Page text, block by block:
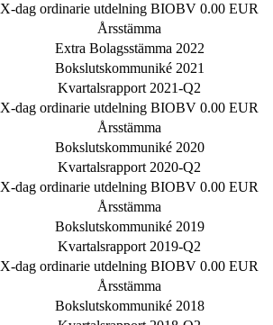
X-dag ordinarie utdelning BIOBV 0.00 EUR
Årsstämma
Extra Bolagsstämma 2022
Bokslutskommuniké 2021
Kvartalsrapport 2021-Q2
X-dag ordinarie utdelning BIOBV 0.00 EUR
Årsstämma
Bokslutskommuniké 2020
Kvartalsrapport 2020-Q2
X-dag ordinarie utdelning BIOBV 0.00 EUR
Årsstämma
Bokslutskommuniké 2019
Kvartalsrapport 2019-Q2
X-dag ordinarie utdelning BIOBV 0.00 EUR
Årsstämma
Bokslutskommuniké 2018